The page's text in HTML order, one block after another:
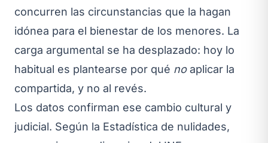
concurren las circunstancias que la hagan
idónea para el bienestar de los menores. La
carga argumental se ha desplazado: hoy lo
habitual es plantearse por qué noaplicar la
compartida, y no al revés.
Los datos confirman ese cambio cultural y
judicial. Según la Estadística de nulidades,